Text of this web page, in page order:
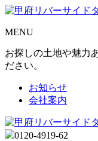
MENU
お探しの土地や魅力
ださい。
お知らせ
会社案内
0120-4919-62